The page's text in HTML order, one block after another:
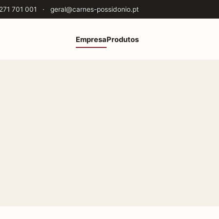
271 701 001 · geral@carnes-possidonio.pt
EmpresaProdutos